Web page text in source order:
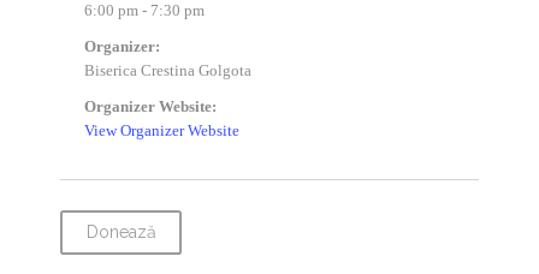
6:00 pm - 7:30 pm
Organizer:
Biserica Crestina Golgota
Organizer Website:
View Organizer Website
Donează